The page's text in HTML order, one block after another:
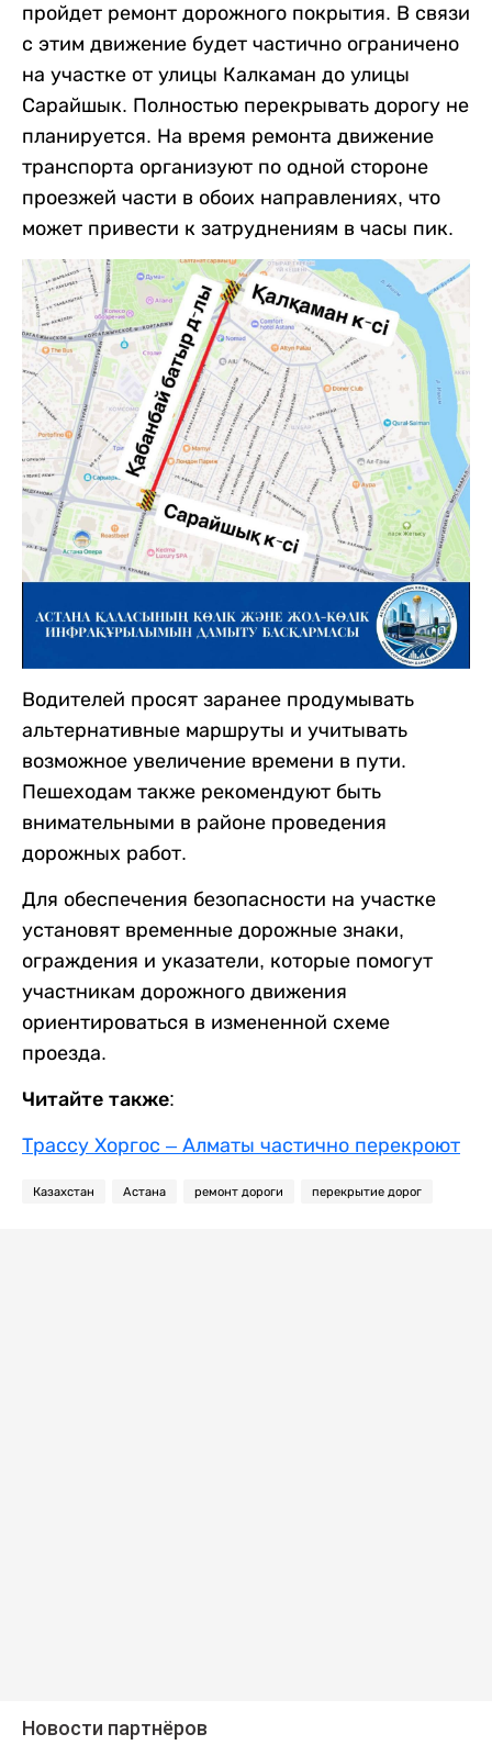
пройдет ремонт дорожного покрытия. В связи
с этим движение будет частично ограничено
на участке от улицы Калкаман до улицы
Сарайшык. Полностью перекрывать дорогу не
планируется. На время ремонта движение
транспорта организуют по одной стороне
проезжей части в обоих направлениях, что
может привести к затруднениям в часы пик.
Водителей просят заранее продумывать
альтернативные маршруты и учитывать
возможное увеличение времени в пути.
Пешеходам также рекомендуют быть
внимательными в районе проведения
дорожных работ.
Для обеспечения безопасности на участке
установят временные дорожные знаки,
ограждения и указатели, которые помогут
участникам дорожного движения
ориентироваться в измененной схеме
проезда.
Читайте также:
Трассу Хоргос – Алматы частично перекроют
Казахстан Астана ремонт дороги перекрытие дорог